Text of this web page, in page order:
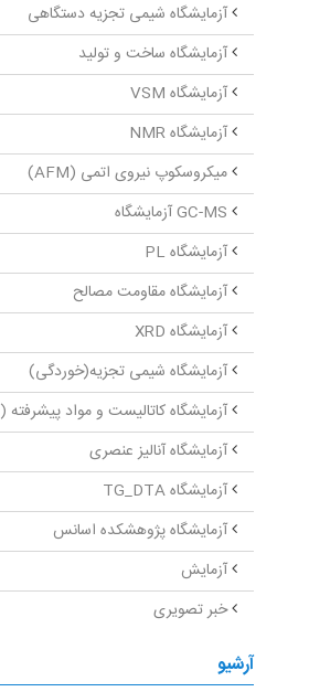
آزمایشگاه شیمی تجزیه دستگاهی
آزمایشگاه ساخت و تولید
آزمایشگاه VSM
آزمایشگاه NMR
میکروسکوپ نیروی اتمی (AFM)
GC-MS آزمایشگاه
آزمایشگاه PL
آزمایشگاه مقاومت مصالح
آزمایشگاه XRD
آزمایشگاه شیمی تجزیه(خوردگی)
آزمایشگاه کاتالیست و مواد پیشرفته (BET)
آزمایشگاه آنالیز عنصری
آزمایشگاه TG_DTA
آزمایشگاه پژوهشکده اسانس
آزمایش
خبر تصویری
آرشیو